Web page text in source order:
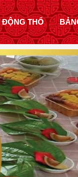
ĐỘNG THỔ